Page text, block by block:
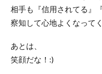
相手も『信用されてる』
察知して心地よくなって
あとは、
笑顔だな！:)